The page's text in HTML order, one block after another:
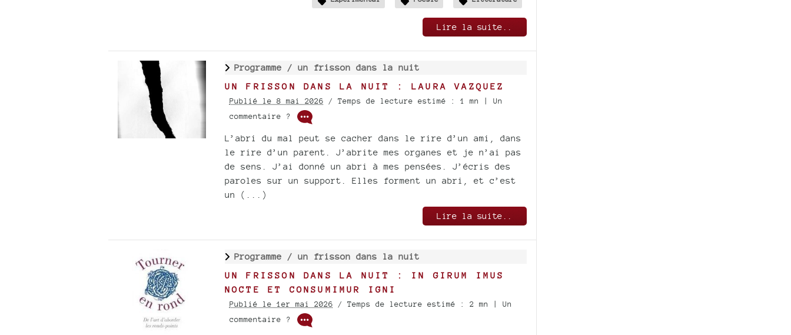
Lire la suite..
Programme / un frisson dans la nuit
UN FRISSON DANS LA NUIT : LAURA VAZQUEZ
Publié le 8 mai 2026 / Temps de lecture estimé : 1 mn | Un
commentaire ?
L’abri du mal peut se cacher dans le rire d’un ami, dans
le rire d’un parent. J’abrite mes organes et je n’ai pas
de sens. J’ai donné un abri à mes pensées. J’écris des
paroles sur un support. Elles forment un abri, et c’est
un (...)
Lire la suite..
Programme / un frisson dans la nuit
UN FRISSON DANS LA NUIT : IN GIRUM IMUS
NOCTE ET CONSUMIMUR IGNI
Publié le 1er mai 2026 / Temps de lecture estimé : 2 mn | Un
commentaire ?